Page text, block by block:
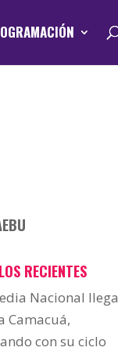
RECIENTES
Nacional llega
Camacuá,
con su ciclo